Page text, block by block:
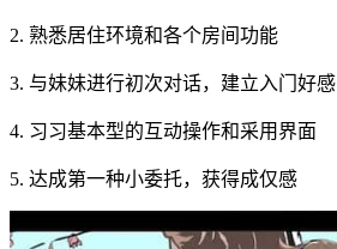
2. 熟悉居住环境和各个房间功能
3. 与妹妹进行初次对话，建立入门好感
4. 习习基本型的互动操作和采用界面
5. 达成第一种小委托，获得成仅感